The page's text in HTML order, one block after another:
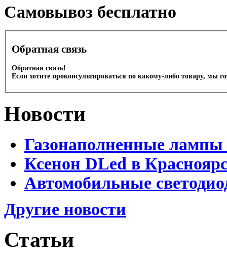
Cамовывоз бесплатно
Обратная связь
Обратная связь!
Если хотите проконсультироваться по какому-либо товару, мы
Новости
Газонаполненные лампы
Ксенон DLed в
Автомобильные
Другие новости
Статьи